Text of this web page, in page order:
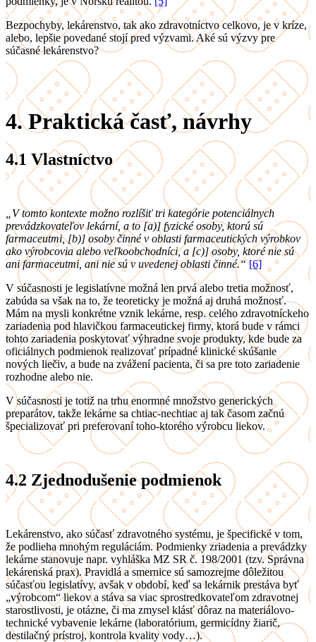
Bezpochyby, lekárenstvo, tak ako zdravotníctvo celkovo, je v kríze,
alebo, lepšie povedané stojí pred výzvami. Aké sú výzvy pre
súčasné lekárenstvo?
4. Praktická časť, návrhy
4.1 Vlastníctvo
„V tomto kontexte možno rozlíšiť tri kategórie potenciálnych
prevádzkovateľov lekární, a to [a)] fyzické osoby, ktorú sú
farmaceutmi, [b)] osoby činné v oblasti farmaceutických výrobkov
ako výrobcovia alebo veľkoobchodníci, a [c)] osoby, ktoré nie sú
ani farmaceutmi, ani nie sú v uvedenej oblasti činné.“ [6]
V súčasnosti je legislatívne možná len prvá alebo tretia možnosť,
zabúda sa však na to, že teoreticky je možná aj druhá možnosť.
Mám na mysli konkrétne vznik lekárne, resp. celého zdravotníckeho
zariadenia pod hlavičkou farmaceutickej firmy, ktorá bude v rámci
tohto zariadenia poskytovať výhradne svoje produkty, kde bude za
oficiálnych podmienok realizovať prípadné klinické skúšanie
nových liečiv, a bude na zvážení pacienta, či sa pre toto zariadenie
rozhodne alebo nie.
V súčasnosti je totiž na trhu enormné množstvo generických
preparátov, takže lekárne sa chtiac-nechtiac aj tak časom začnú
špecializovať pri preferovaní toho-ktorého výrobcu liekov.
4.2 Zjednodušenie podmienok
Lekárenstvo, ako súčasť zdravotného systému, je špecifické v tom,
že podlieha mnohým reguláciám. Podmienky zriadenia a prevádzky
lekárne stanovuje napr. vyhláška MZ SR č. 198/2001 (tzv. Správna
lekárenská prax). Pravidlá a smernice sú samozrejme dôležitou
súčasťou legislatívy, avšak v období, keď sa lekárnik prestáva byť
„výrobcom“ liekov a stáva sa viac sprostredkovateľom zdravotnej
starostlivosti, je otázne, či ma zmysel klásť dôraz na materiálovo-
technické vybavenie lekárne (laboratórium, germicídny žiarič,
destilačný prístroj, kontrola kvality vody…).